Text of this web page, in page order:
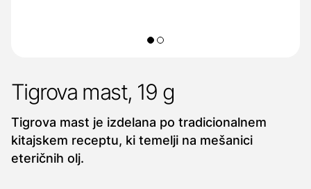
Tigrova mast, 19 g
Tigrova mast je izdelana po tradicionalnem
kitajskem receptu, ki temelji na mešanici
eteričnih olj.